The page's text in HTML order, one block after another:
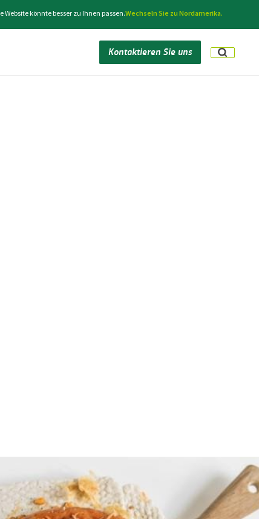
könnte besser zu Ihnen passen.Wechseln Sie zu Nordamerika.
Kontaktieren Sie uns